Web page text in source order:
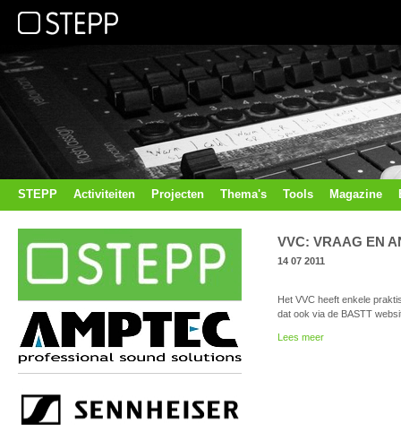
STEPP Activiteiten Projecten Thema's Tools Magazine
VVC: VRAAG EN
14 07 2011
Het VVC heeft enkele
dat ook via de BASTT
Lees meer